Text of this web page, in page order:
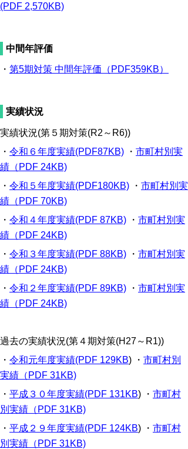
(PDF 2,570KB)
中間年評価
・ 第5期対策 中間年評価（PDF359KB）
実績状況
実績状況(第５期対策(R2～R6))
・ 令和６年度実績(PDF87KB) ・ 市町村別実
績（PDF 24KB)
・ 令和５年度実績(PDF180KB) ・ 市町村別実
績（PDF 70KB)
・ 令和４年度実績(PDF 87KB) ・ 市町村別実
績（PDF 24KB)
・ 令和３年度実績(PDF 88KB) ・ 市町村別実
績（PDF 24KB)
・ 令和２年度実績(PDF 89KB) ・ 市町村別実
績（PDF 24KB)
過去の実績状況(第４期対策(H27～R1))
・ 令和元年度実績(PDF 129KB) ・ 市町村別
実績（PDF 31KB)
・ 平成３０年度実績(PDF 131KB) ・ 市町村
別実績（PDF 31KB)
・ 平成２９年度実績(PDF 124KB) ・ 市町村
別実績（PDF 31KB)